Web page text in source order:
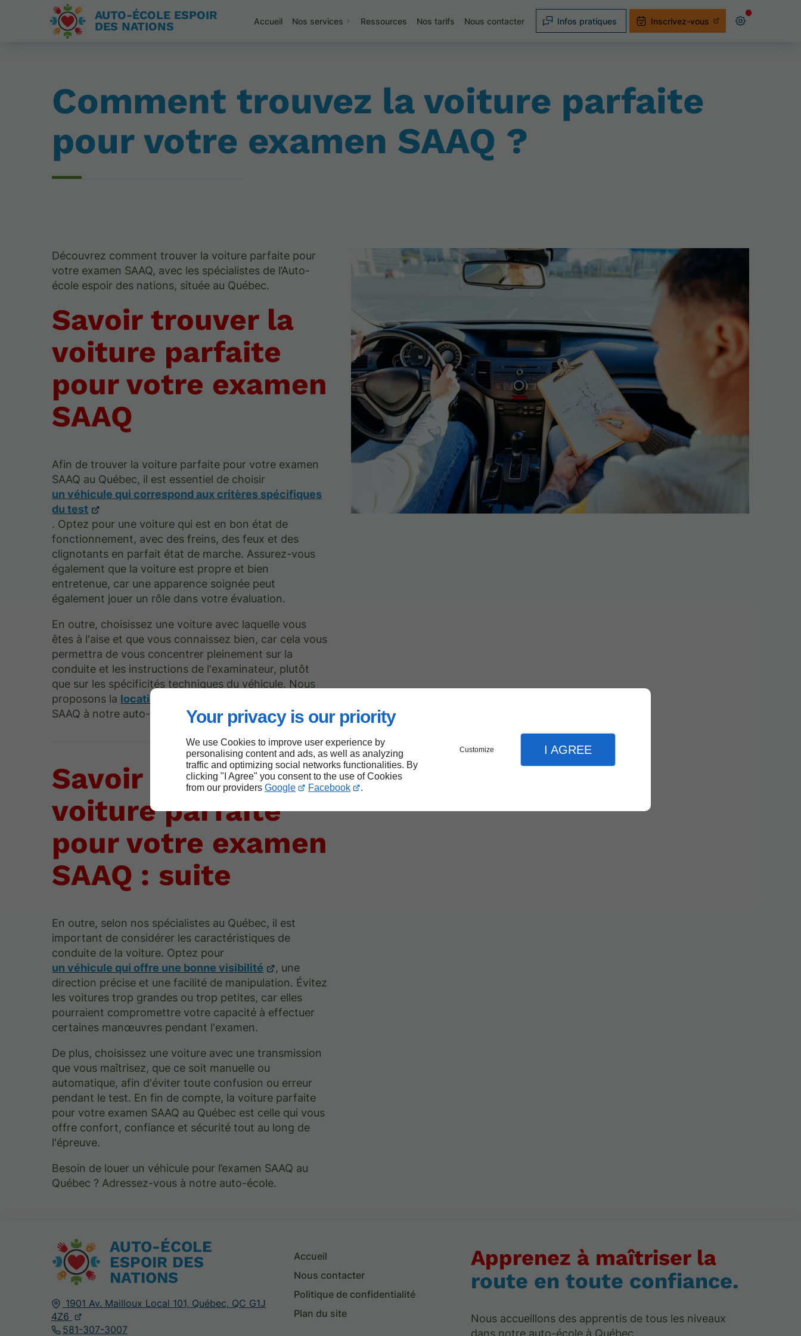
Your privacy is our priority
We use Cookies to improve user experience by
personalising content and ads, as well as analyzing
traffic and optimizing social networks functionalities. By
clicking "I Agree" you consent to the use of Cookies
from our providers Google Facebook .
Customize I AGREE
AUTO-ÉCOLE ESPOIR
DES NATIONS
Accueil Nos services Ressources Nos tarifs Nous contacter Infos pratiques Inscrivez-vous
Comment trouvez la voiture parfaite
pour votre examen SAAQ ?
Découvrez comment trouver la voiture parfaite pour
votre examen SAAQ, avec les spécialistes de l’Auto-
école espoir des nations, située au Québec.
Savoir trouver la
voiture parfaite
pour votre examen
SAAQ
Afin de trouver la voiture parfaite pour votre examen
SAAQ au Québec, il est essentiel de choisir
un véhicule qui correspond aux critères spécifiques
du test
. Optez pour une voiture qui est en bon état de
fonctionnement, avec des freins, des feux et des
clignotants en parfait état de marche. Assurez-vous
également que la voiture est propre et bien
entretenue, car une apparence soignée peut
également jouer un rôle dans votre évaluation.
En outre, choisissez une voiture avec laquelle vous
êtes à l'aise et que vous connaissez bien, car cela vous
permettra de vous concentrer pleinement sur la
conduite et les instructions de l'examinateur, plutôt
que sur les spécificités techniques du véhicule. Nous
proposons la location de voiture
SAAQ à notre auto-école située au Québec.
Savoir trouver la
voiture parfaite
pour votre examen
SAAQ : suite
En outre, selon nos spécialistes au Québec, il est
important de considérer les caractéristiques de
conduite de la voiture. Optez pour
un véhicule qui offre une bonne visibilité
, une
direction précise et une facilité de manipulation. Évitez
les voitures trop grandes ou trop petites, car elles
pourraient compromettre votre capacité à effectuer
certaines manœuvres pendant l'examen.
De plus, choisissez une voiture avec une transmission
que vous maîtrisez, que ce soit manuelle ou
automatique, afin d'éviter toute confusion ou erreur
pendant le test. En fin de compte, la voiture parfaite
pour votre examen SAAQ au Québec est celle qui vous
offre confort, confiance et sécurité tout au long de
l'épreuve.
Besoin de louer un véhicule pour l’examen SAAQ au
Québec ? Adressez-vous à notre auto-école.
AUTO-ÉCOLE
ESPOIR DES
NATIONS
1901 Av. Mailloux Local 101, Québec, QC G1J
4Z6
581-307-3007
Accueil
Nous contacter
Politique de confidentialité
Plan du site
Apprenez à maîtriser la
route en toute confiance.
Nous accueillons des apprentis de tous les niveaux
dans notre auto-école à Québec.